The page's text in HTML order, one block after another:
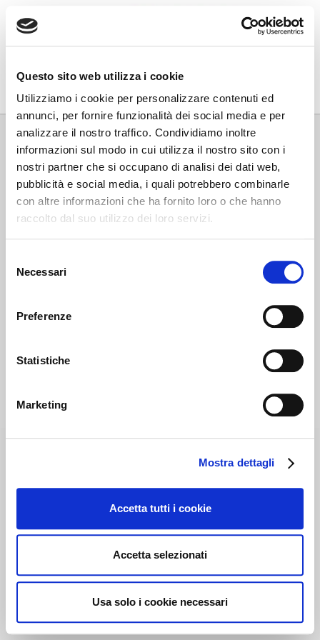
Questo sito web utilizza i cookie
Utilizziamo i cookie per personalizzare contenuti ed
annunci, per fornire funzionalità dei social media e per
analizzare il nostro traffico. Condividiamo inoltre
informazioni sul modo in cui utilizza il nostro sito con i
nostri partner che si occupano di analisi dei dati web,
pubblicità e social media, i quali potrebbero combinarle
con altre informazioni che ha fornito loro o che hanno
raccolto dal suo utilizzo dei loro servizi.
delNecessari
Preferenze
Statistiche
Marketing
Mostra dettagli
Accetta tutti i cookie
Accetta selezionati
Usa solo i cookie necessari
Associazione Go Wine
Via Vida, 6
12051 Alba (Cn)
tel. +39 0173 364631
Codice SDI: USAL8PV
PEC gowine@legalmail.it
info@gowinet.it